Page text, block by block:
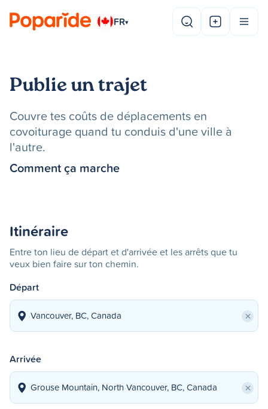
FR▾
Publie un trajet
Couvre tes coûts de déplacements en
covoiturage quand tu conduis d'une ville à
l'autre.
Comment ça marche
Itinéraire
Entre ton lieu de départ et d'arrivée et les arrêts que tu
veux bien faire sur ton chemin.
Départ
×
Arrivée
×